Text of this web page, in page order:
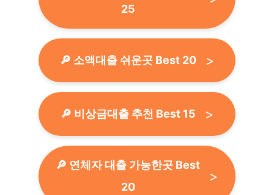
25
🔎 소액대출 쉬운곳 Best 20
🔎 비상금대출 추천 Best 15
🔎 연체자 대출 가능한곳 Best
20